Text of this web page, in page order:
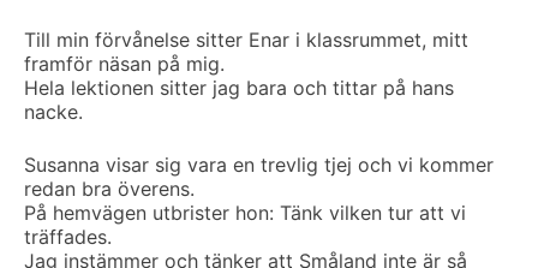
Till min förvånelse sitter Enar i klassrummet, mitt
framför näsan på mig.
Hela lektionen sitter jag bara och tittar på hans
nacke.
Susanna visar sig vara en trevlig tjej och vi kommer
redan bra överens.
På hemvägen utbrister hon: Tänk vilken tur att vi
träffades.
Jag instämmer och tänker att Småland inte är så